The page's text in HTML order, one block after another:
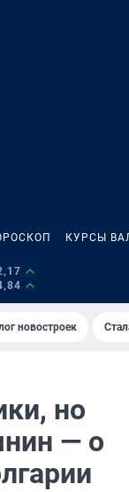
КУРСЫ
новостроек
но
— о